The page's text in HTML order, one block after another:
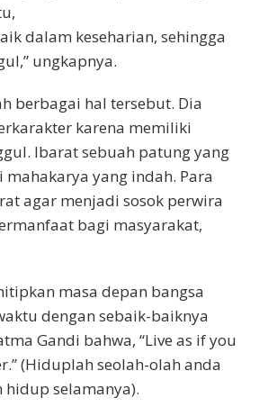
dalam keseharian, sehingga
ungkapnya.
berbagai hal tersebut. Dia
karena memiliki
Ibarat sebuah patung yang
yang indah. Para
agar menjadi sosok perwira
bagi masyarakat,
masa depan bangsa
dengan sebaik-baiknya
Gandi bahwa, “Live as if you
(Hiduplah seolah-olah anda
selamanya).